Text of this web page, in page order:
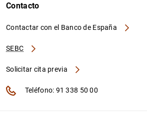
Contacto
Contactar con el Banco de España
SEBC
Solicitar cita previa
Teléfono: 91 338 50 00